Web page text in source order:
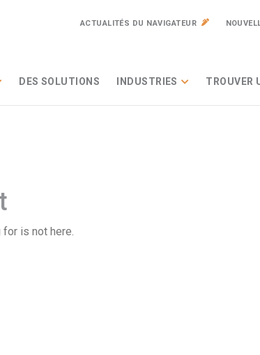
ACTUALITÉS DU NAVIGATEUR
DES SOLUTIONS INDUSTRIES TROUVER
for is not here.